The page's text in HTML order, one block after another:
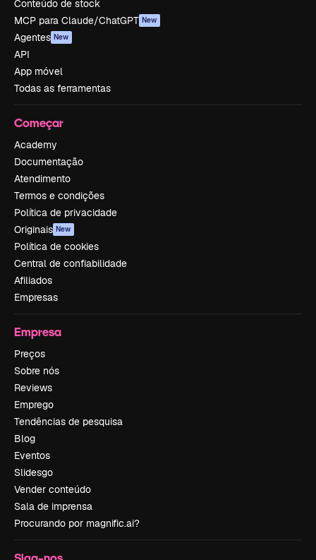
Conteúdo de stock
MCP para Claude/ChatGPT New
Agentes New
API
App móvel
Todas as ferramentas
Começar
Academy
Documentação
Atendimento
Termos e condições
Política de privacidade
Originais New
Política de cookies
Central de confiabilidade
Afiliados
Empresas
Empresa
Preços
Sobre nós
Reviews
Emprego
Tendências de pesquisa
Blog
Eventos
Slidesgo
Vender conteúdo
Sala de imprensa
Procurando por magnific.ai?